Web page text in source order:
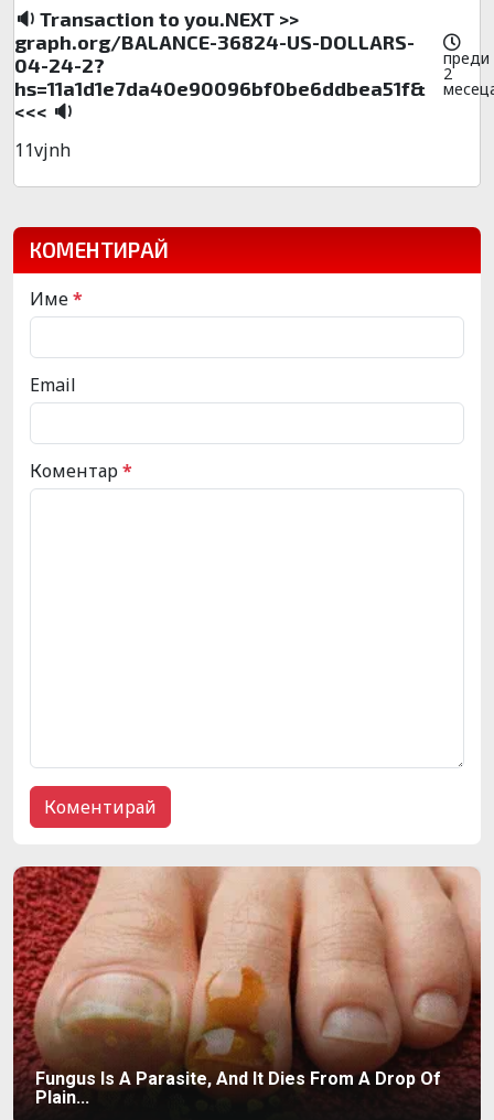
🔉 Transaction to you.NEXT >>
graph.org/BALANCE-36824-US-DOLLARS-
04-24-2?
hs=11a1d1e7da40e90096bf0be6ddbea51f&
<<< 🔉
преди
2
11vjnh
КОМЕНТИРАЙ
Име*
Email
Коментар*
Fungus Is A Parasite, And It Dies From A Drop Of
Plain...